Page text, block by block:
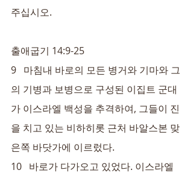
주십시오.
출애굽기 14:9-25
9   마침내 바로의 모든 병거와 기마와 그
의 기병과 보병으로 구성된 이집트 군대
가 이스라엘 백성을 추격하여, 그들이 진
을 치고 있는 비하히롯 근처 바알스본 맞
은쪽 바닷가에 이르렀다.
10   바로가 다가오고 있었다. 이스라엘